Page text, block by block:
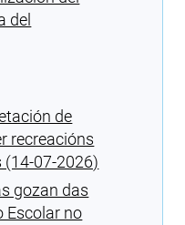
del
de
recreacións
07-2026)
gozan das
Escolar no